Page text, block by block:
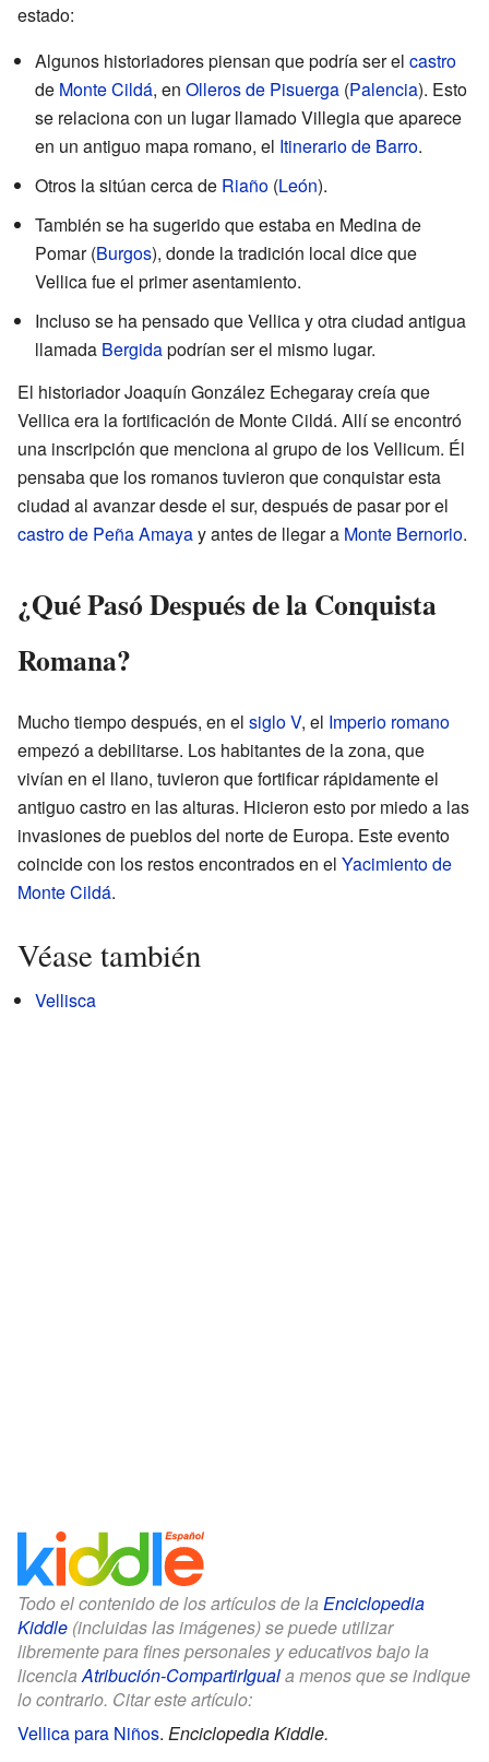
estado:
Algunos historiadores piensan que podría ser el castro
de Monte Cildá, en Olleros de Pisuerga (Palencia). Esto
se relaciona con un lugar llamado Villegia que aparece
en un antiguo mapa romano, el Itinerario de Barro.
Otros la sitúan cerca de Riaño (León).
También se ha sugerido que estaba en Medina de
Pomar (Burgos), donde la tradición local dice que
Vellica fue el primer asentamiento.
Incluso se ha pensado que Vellica y otra ciudad antigua
llamada Bergidapodrían ser el mismo lugar.
El historiador Joaquín González Echegaray creía que
Vellica era la fortificación de Monte Cildá. Allí se encontró
una inscripción que menciona al grupo de los Vellicum. Él
pensaba que los romanos tuvieron que conquistar esta
ciudad al avanzar desde el sur, después de pasar por el
castro de Peña Amayay antes de llegar a Monte Bernorio.
¿Qué Pasó Después de la Conquista
Romana?
Mucho tiempo después, en el siglo V, el Imperio romano
empezó a debilitarse. Los habitantes de la zona, que
vivían en el llano, tuvieron que fortificar rápidamente el
antiguo castro en las alturas. Hicieron esto por miedo a las
invasiones de pueblos del norte de Europa. Este evento
coincide con los restos encontrados en el Yacimiento de
Monte Cildá.
Véase también
Vellisca
Todo el contenido de los artículos de la Enciclopedia
Kiddle (incluidas las imágenes) se puede utilizar
libremente para fines personales y educativos bajo la
licencia Atribución-CompartirIguala menos que se indique
lo contrario. Citar este artículo:
Vellica para Niños. Enciclopedia Kiddle.